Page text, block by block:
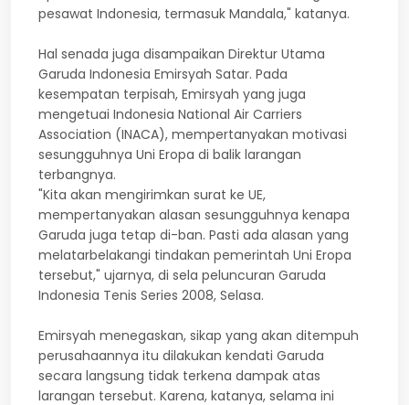
pesawat Indonesia, termasuk Mandala," katanya.
Hal senada juga disampaikan Direktur Utama
Garuda Indonesia Emirsyah Satar. Pada
kesempatan terpisah, Emirsyah yang juga
mengetuai Indonesia National Air Carriers
Association (INACA), mempertanyakan motivasi
sesungguhnya Uni Eropa di balik larangan
terbangnya.
"Kita akan mengirimkan surat ke UE,
mempertanyakan alasan sesungguhnya kenapa
Garuda juga tetap di-ban. Pasti ada alasan yang
melatarbelakangi tindakan pemerintah Uni Eropa
tersebut," ujarnya, di sela peluncuran Garuda
Indonesia Tenis Series 2008, Selasa.
Emirsyah menegaskan, sikap yang akan ditempuh
perusahaannya itu dilakukan kendati Garuda
secara langsung tidak terkena dampak atas
larangan tersebut. Karena, katanya, selama ini